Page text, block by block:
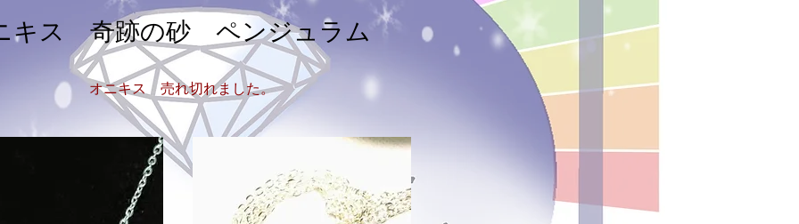
キス 奇跡の砂 ペンジュラム
オニキス 売れ切れました。